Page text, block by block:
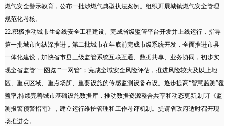
燃气安全警示教育，公布一批涉燃气典型执法案例。组织开展城镇燃气安全管理
规范化考核。
22.积极推动城市生命线安全工程建设。完成省级监管平台开发并上线运行，指导
第一批城市向纵深推进，第二批城市在年底前完成市级系统开发，全面推进市县
一体化建设，加快省市县三级监管系统互联互通、数据共享、业务协同，初步实
现全省监管“一图览”“一网管”﹔完成全域安全风险评估，推进风险较大及以上地
区、重点区域、重点场所、重要设施的传感监测设备布设。逐步提高“智慧监测”覆
盖率;持续完善城市基础设施数据库，推动数据资源整合共享和动态更新;制订《监
测报警预警指南》，建立运行维护管理和工作考评机制。提请省政府适时召开现
场推进会。